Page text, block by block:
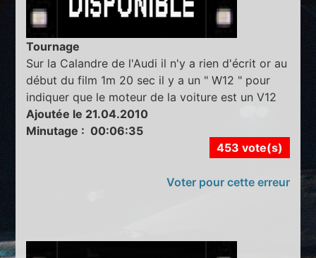
Tournage
Sur la Calandre de l'Audi il n'y a rien d'écrit or au
début du film 1m 20 sec il y a un " W12 " pour
indiquer que le moteur de la voiture est un V12
Ajoutée le 21.04.2010
Minutage : 00:06:35
453 vote(s)
Voter pour cette erreur